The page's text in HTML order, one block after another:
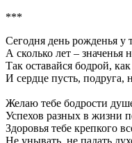
***
Сегодня день рожденья у
А сколько лет – значенья
Так оставайся бодрой, как
И сердце пусть, подруга,
Желаю тебе бодрости
Успехов разных в жизни
Здоровья тебе крепкого
Не унывать, не падать